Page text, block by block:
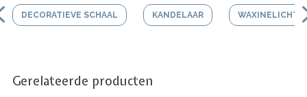
DECORATIEVE SCHAAL KANDELAAR
Gerelateerde producten